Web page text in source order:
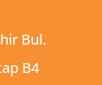
Bul.
B4